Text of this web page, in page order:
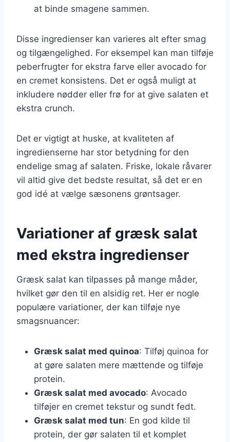
at binde smagene sammen.
Disse ingredienser kan varieres alt efter smag
og tilgængelighed. For eksempel kan man tilføje
peberfrugter for ekstra farve eller avocado for
en cremet konsistens. Det er også muligt at
inkludere nødder eller frø for at give salaten et
ekstra crunch.
Det er vigtigt at huske, at kvaliteten af
ingredienserne har stor betydning for den
endelige smag af salaten. Friske, lokale råvarer
vil altid give det bedste resultat, så det er en
god idé at vælge sæsonens grøntsager.
Variationer af græsk salat
med ekstra ingredienser
Græsk salat kan tilpasses på mange måder,
hvilket gør den til en alsidig ret. Her er nogle
populære variationer, der kan tilføje nye
smagsnuancer:
Græsk salat med quinoa: Tilføj quinoa for
at gøre salaten mere mættende og tilføje
protein.
Græsk salat med avocado: Avocado
tilføjer en cremet tekstur og sundt fedt.
Græsk salat med tun: En god kilde til
protein, der gør salaten til et komplet